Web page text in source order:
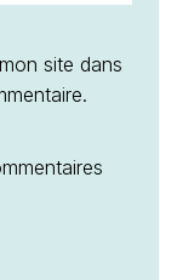
site dans